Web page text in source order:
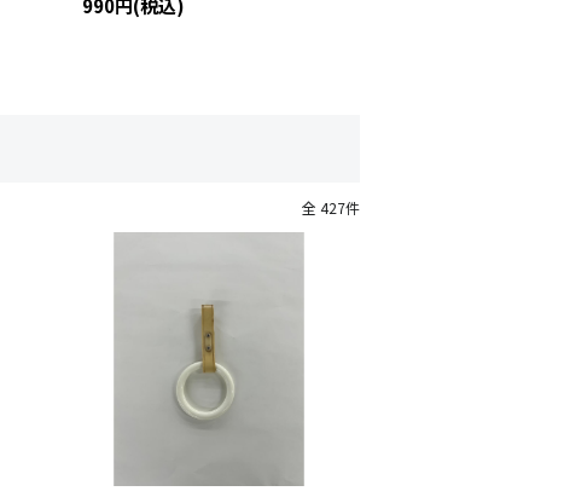
990円(税込)
全 427件